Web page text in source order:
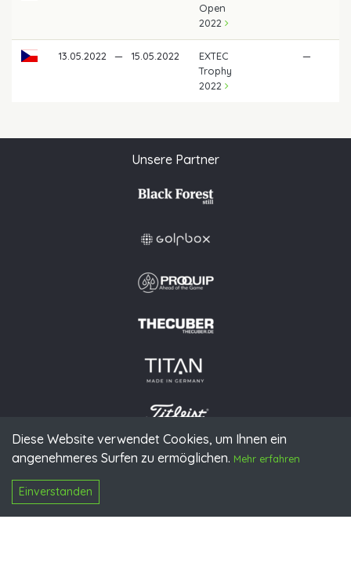
Diese Website verwendet Cookies, um Ihnen ein
angenehmeres Surfen zu ermöglichen. Mehr erfahren
Einverstanden
Open
2022
13.05.2022 — 15.05.2022
EXTEC
Trophy
2022
—
Unsere Partner
© 2026 PGAoG